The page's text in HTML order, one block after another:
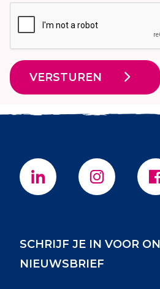
VERSTUREN
SCHRIJF JE IN VOOR
NIEUWSBRIEF